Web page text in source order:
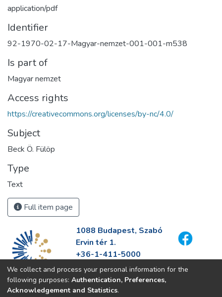
application/pdf
Identifier
92-1970-02-17-Magyar-nemzet-001-001-m538
Is part of
Magyar nemzet
Access rights
https://creativecommons.org/licenses/by-nc/4.0/
Subject
Beck Ö. Fülöp
Type
Text
Full item page
1088 Budapest, Szabó
Ervin tér 1.
+36-1-411-5000
info@fszek.hu
https://fszek.hu
We collect and process your personal information for the
following purposes: Authentication, Preferences,
Acknowledgement and Statistics.